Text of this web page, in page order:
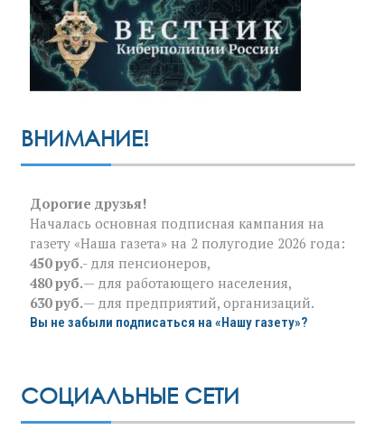
ВНИМАНИЕ!
Дорогие друзья!
Началась основная подписная кампания на
газету «Наша газета» на 2 полугодие 2026 года:
450 руб.- для пенсионеров,
480 руб.— для работающего населения,
630 руб.— для предприятий, организаций.
Вы не забыли подписаться на «Нашу газету»?
СОЦИАЛЬНЫЕ СЕТИ